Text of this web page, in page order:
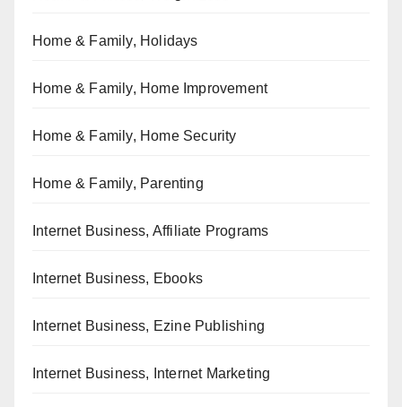
Home & Family, Holidays
Home & Family, Home Improvement
Home & Family, Home Security
Home & Family, Parenting
Internet Business, Affiliate Programs
Internet Business, Ebooks
Internet Business, Ezine Publishing
Internet Business, Internet Marketing